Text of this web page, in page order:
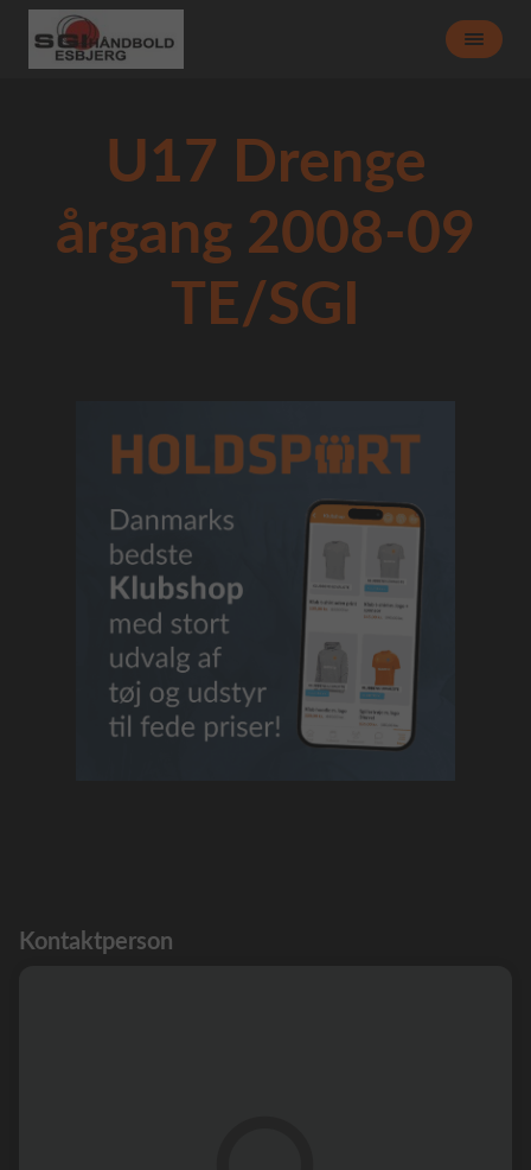
U17 Drenge
årgang 2008-09
TE/SGI
Kontaktperson